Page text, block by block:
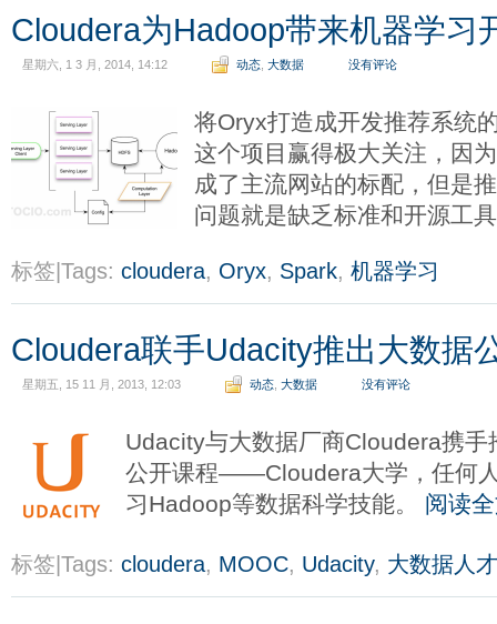
Cloudera为Hadoop带来机器学习
星期六, 1 3 月, 2014, 14:12 动态 大数据 没有评论
将Oryx打造成开发推荐系统
这个项目赢得极大关注，因
成了主流网站的标配，但是
问题就是缺乏标准和开源工
标签|Tags: cloudera, Oryx, Spark, 机器学习
Cloudera联手Udacity推出大数据
星期五, 15 11 月, 2013, 12:03 动态 大数据 没有评论
Udacity与大数据厂商Cloudera携手
公开课程——Cloudera大学，任何
习Hadoop等数据科学技能。 阅读
标签|Tags: cloudera, MOOC, Udacity, 大数据人才